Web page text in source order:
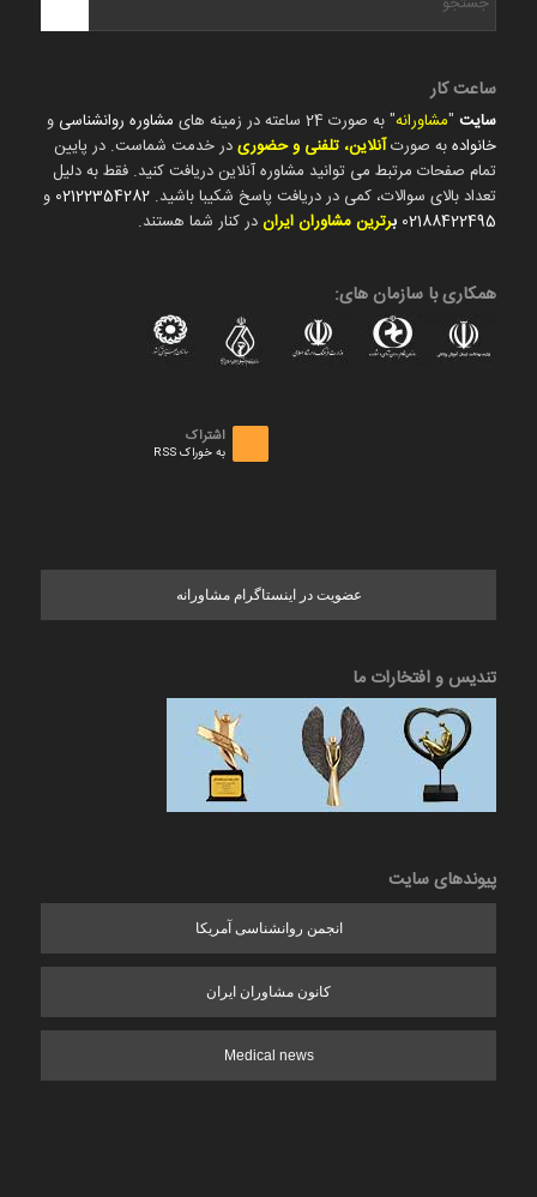
ساعت کار
سایت"مشاورانه" به صورت 24 ساعته در زمینه های مشاوره روانشناسی و
خانوادهبه صورتآنلاین، تلفنی و حضوریدر خدمت شماست. در پایین
تمام صفحات مرتبط می توانید مشاوره آنلاین دریافت کنید. فقط به دلیل
تعداد بالای سوالات، کمی در دریافت پاسخ شکیبا باشید. 02122354282 و
02188422495 برترین مشاوران ایراندر کنار شما هستند.
همکاری با سازمان های:
اشتراک
به خوراک RSS
عضویت در اینستاگرام مشاورانه
تندیس و افتخارات ما
پیوندهای سایت
انجمن روانشناسی آمریکا
کانون مشاوران ایران
Medical news